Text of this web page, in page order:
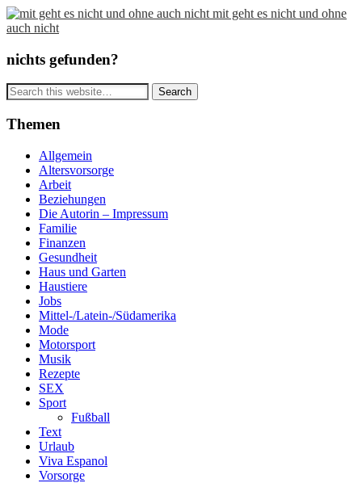
mit geht es nicht und ohne
auch nicht
nichts gefunden?
Themen
Allgemein
Altersvorsorge
Arbeit
Beziehungen
Die Autorin – Impressum
Familie
Finanzen
Gesundheit
Haus und Garten
Haustiere
Jobs
Mittel-/Latein-/Südamerika
Mode
Motorsport
Musik
Rezepte
SEX
Sport
Fußball
Text
Urlaub
Viva Espanol
Vorsorge